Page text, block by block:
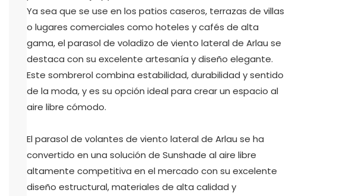
Ya sea que se use en los patios caseros, terrazas de villas
o lugares comerciales como hoteles y cafés de alta
gama, el parasol de voladizo de viento lateral de Arlau se
destaca con su excelente artesanía y diseño elegante.
Este sombrerol combina estabilidad, durabilidad y sentido
de la moda, y es su opción ideal para crear un espacio al
aire libre cómodo.
El parasol de volantes de viento lateral de Arlau se ha
convertido en una solución de Sunshade al aire libre
altamente competitiva en el mercado con su excelente
diseño estructural, materiales de alta calidad y